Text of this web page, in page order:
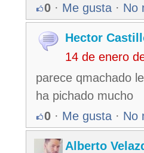
0 · Me gusta · No
Hector
14 de enero
parece qmachado
ha pichado mucho
0 · Me gusta · No
Alberto